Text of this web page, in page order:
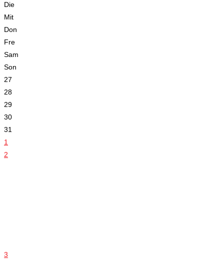
Die
Mit
Don
Fre
Sam
Son
27
28
29
30
31
1
2
3